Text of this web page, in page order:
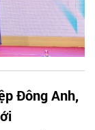
Đông Anh,